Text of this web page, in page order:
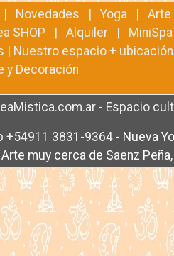
| Novedades | Yoga | Arte
SHOP | Alquiler | MiniSpa
| Nuestro espacio + ubicación
y Decoración
- Espacio
+54911 3831-9364 - Nueva
Arte muy cerca de Saenz